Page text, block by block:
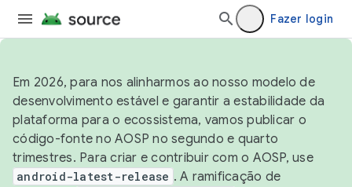
Fazer login
Em 2026, para nos alinharmos ao nosso modelo de
desenvolvimento estável e garantir a estabilidade da
plataforma para o ecossistema, vamos publicar o
código-fonte no AOSP no segundo e quarto
trimestres. Para criar e contribuir com o AOSP, use
android-latest-release . A ramificação de